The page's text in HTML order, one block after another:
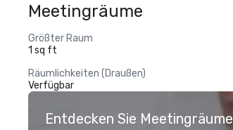
Meetingräume
Größter Raum
1 sq ft
Räumlichkeiten (Draußen)
Verfügbar
Entdecken Sie Meetingräume